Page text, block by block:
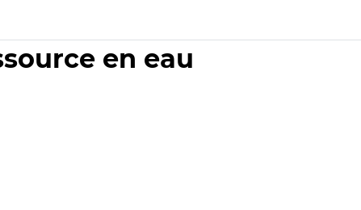
en eau